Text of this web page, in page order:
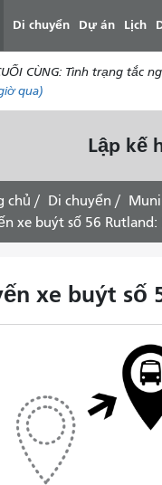
Di chuyển Dự án Lịch
CÙNG: Tình trạng tắc
qua)
Lập kế
chủ Di chuyển Muni
xe buýt số 56
xe buýt số